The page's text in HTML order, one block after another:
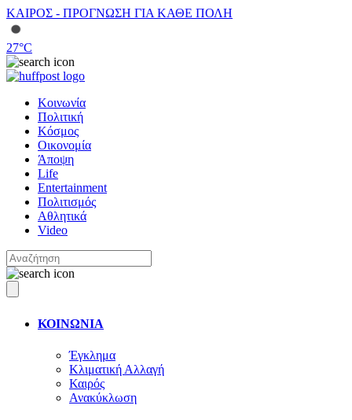
ΚΑΙΡΟΣ - ΠΡΟΓΝΩΣΗ ΓΙΑ ΚΑΘΕ ΠΟΛΗ
27°C
Κοινωνία
Πολιτική
Κόσμος
Οικονομία
Άποψη
Life
Entertainment
Πολιτισμός
Αθλητικά
Video
ΚΟΙΝΩΝΙΑ
Έγκλημα
Κλιματική Αλλαγή
Καιρός
Ανακύκλωση